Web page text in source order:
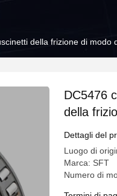
della frizione di modo
DC5476
della
sopporta
Dettagli del
Luogo di
Marca: SFT
Numero di